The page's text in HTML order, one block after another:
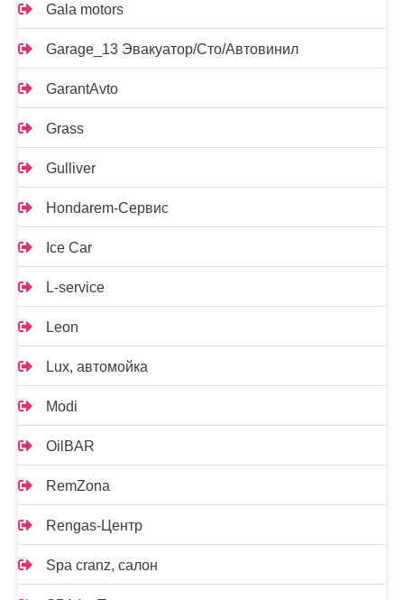
Gala motors
Garage_13 Эвакуатор/Сто/Автовинил
GarantAvto
Grass
Gulliver
Hondarem-Сервис
Ice Car
L-service
Leon
Lux, автомойка
Modi
OilBAR
RemZona
Rengas-Центр
Spa cranz, салон